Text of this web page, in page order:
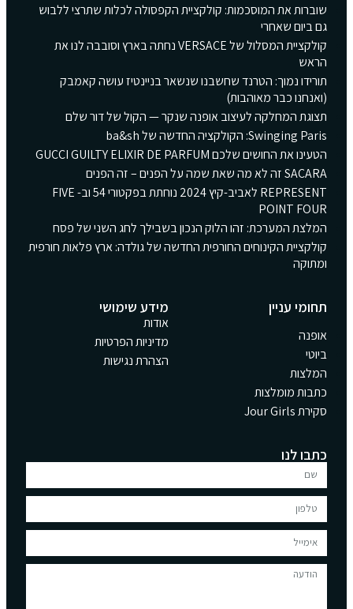
שוברות את המוסכמות: קולקציית הקפסולה לכלות שתרצי ללבוש
גם ביום שאחרי
קולקציית המסלול של VERSACE נחתה בארץ וסובבה לנו את
הראש
תורידו נמוך: הטרנד שחשבנו שנשאר בניינטיז עושה קאמבק
(ואנחנו כבר מאוהבות)
תצוגת המחלקה לעיצוב אופנה שנקר — הקול של דור שלם
Swinging Paris: הקולקציה החדשה של ba&sh
הטעינו את החושים שלכם GUCCI GUILTY ELIXIR DE PARFUM
SACARA זה לא מה שאת שמה על הפנים – זה הפנים
REPRESENT לאביב-קיץ 2024 נוחתת בפקטורי 54 וב- FIVE
POINT FOUR
המלצת המערכת: זהו הלוק הנכון בשבילך לחג השני של פסח
קולקציית הקינוחים החורפית החדשה של גולדה: ארץ פלאות חורפית
ומתוקה
תחומי עניין
אופנה
ביוטי
המלצות
כתבות מומלצות
סקירת Jour Girls
מידע שימושי
אודות
מדיניות הפרטיות
הצהרת נגישות
כתבו לנו